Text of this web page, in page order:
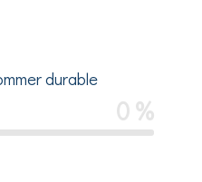
durable
0 %